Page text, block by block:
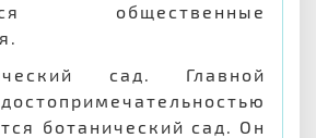
общественные
сад. Главной
ботанический сад. Он